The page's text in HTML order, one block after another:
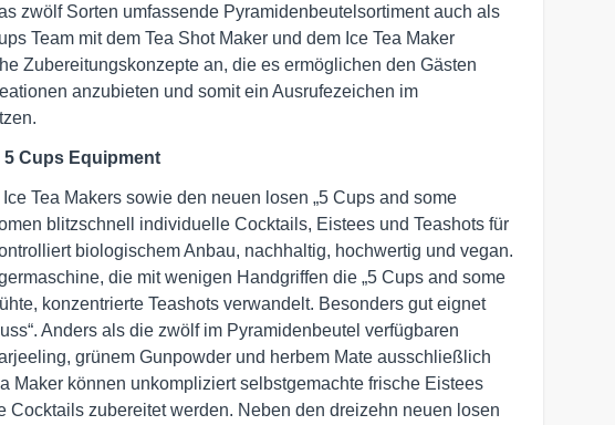
zwölf Sorten umfassende Pyramidenbeutelsortiment auch als
Team mit dem Tea Shot Maker und dem Ice Tea Maker
Zubereitungskonzepte an, die es ermöglichen den Gästen
anzubieten und somit ein Ausrufezeichen im
5 Cups Equipment
Tea Makers sowie den neuen losen „5 Cups and some
blitzschnell individuelle Cocktails, Eistees und Teashots für
biologischem Anbau, nachhaltig, hochwertig und vegan.
die mit wenigen Handgriffen die „5 Cups and some
konzentrierte Teashots verwandelt. Besonders gut eignet
Anders als die zwölf im Pyramidenbeutel verfügbaren
grünem Gunpowder und herbem Mate ausschließlich
Maker können unkompliziert selbstgemachte frische Eistees
zubereitet werden. Neben den dreizehn neuen losen